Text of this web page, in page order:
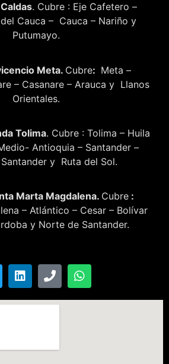
. Cubre : Eje Cafetero –
Cauca – Cauca – Nariño y
Putumayo.
Meta. Cubre: Meta –
– Casanare – Arauca y Llanos
Orientales.
Tolima. Cubre : Tolima – Huila
Antioquia – Santander –
y Ruta del Sol.
Marta Magdalena. Cubre :
– Atlántico – Cesar – Bolívar
y Norte de Santander.